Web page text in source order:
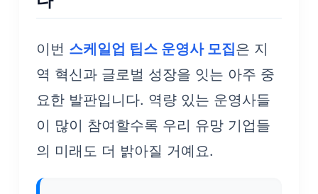
이번 스케일업 팁스 운영사 모집은 지
역 혁신과 글로벌 성장을 잇는 아주 중
요한 발판입니다. 역량 있는 운영사들
이 많이 참여할수록 우리 유망 기업들
의 미래도 더 밝아질 거예요.